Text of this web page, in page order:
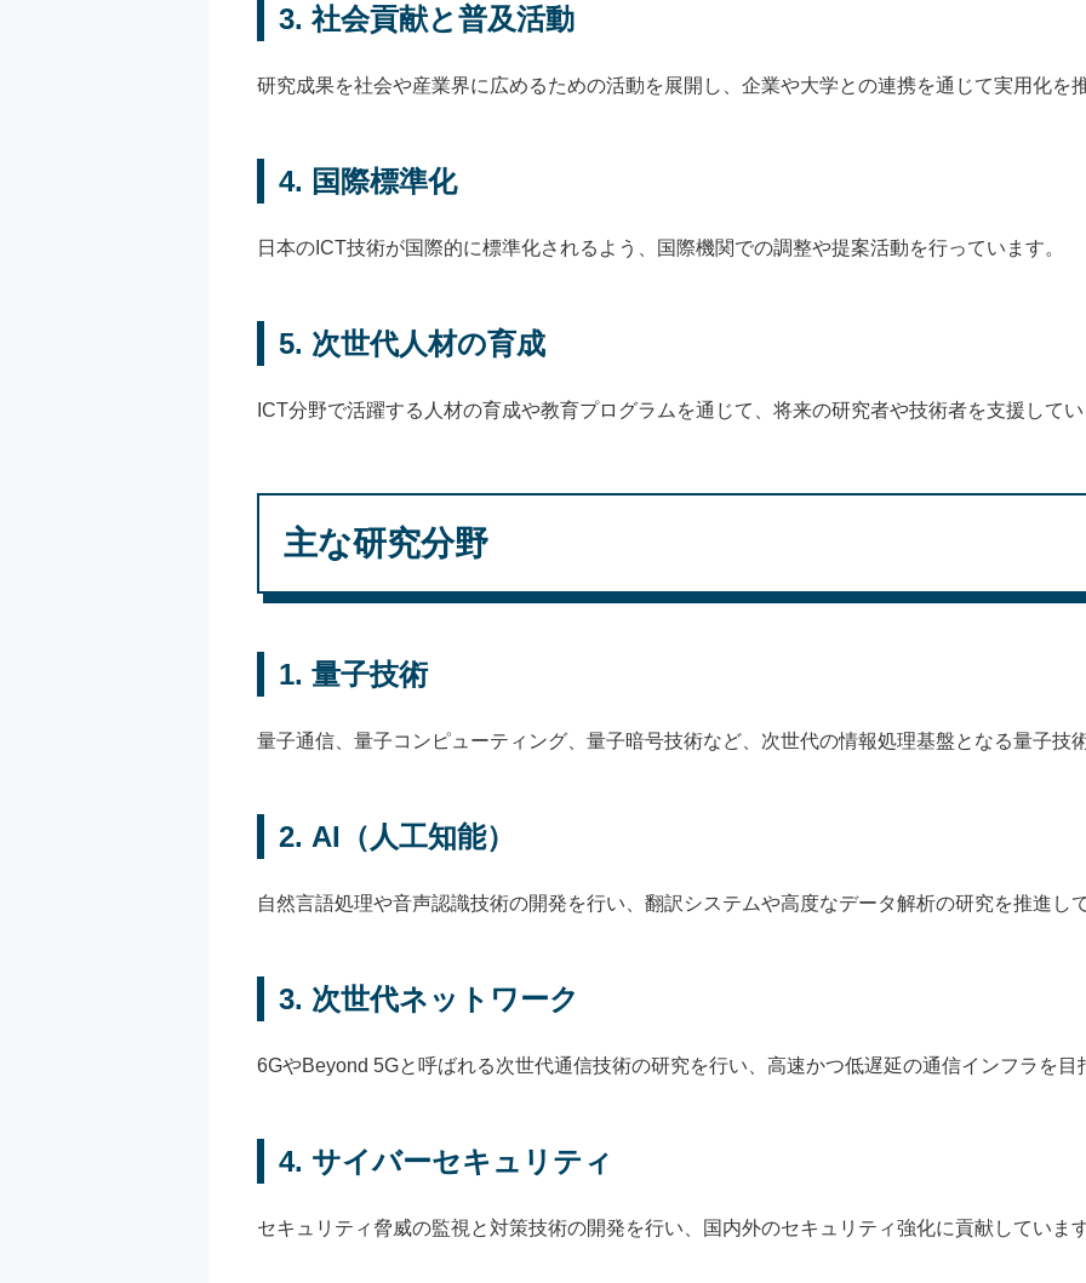
3. 社会貢献と普及活動
研究成果を社会や産業界に広めるための活動を展開し、企業や大学との連携を通じて実用化を
4. 国際標準化
日本のICT技術が国際的に標準化されるよう、国際機関での調整や提案活動を行っています。
5. 次世代人材の育成
ICT分野で活躍する人材の育成や教育プログラムを通じて、将来の研究者や技術者を支援して
主な研究分野
1. 量子技術
量子通信、量子コンピューティング、量子暗号技術など、次世代の情報処理基盤となる量子技
2. AI（人工知能）
自然言語処理や音声認識技術の開発を行い、翻訳システムや高度なデータ解析の研究を推進し
3. 次世代ネットワーク
6GやBeyond 5Gと呼ばれる次世代通信技術の研究を行い、高速かつ低遅延の通信インフラを目
4. サイバーセキュリティ
セキュリティ脅威の監視と対策技術の開発を行い、国内外のセキュリティ強化に貢献していま